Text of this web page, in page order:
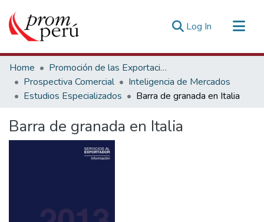
Log In (current)
Communities & Collections
All of DSpace
Statistics
Home
Promoción de las Exportaciones
Prospectiva Comercial
Inteligencia de Mercados
Estudios Especializados
Barra de granada en Italia
Barra de granada en Italia